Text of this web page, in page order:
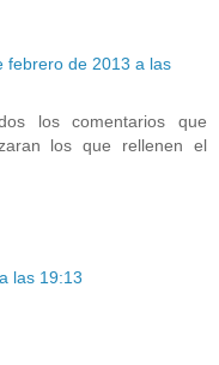
febrero de 2013 a las
los comentarios que
los que rellenen el
las 19:13